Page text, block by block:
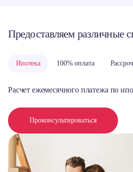
Предоставляем различные
Ипотека 100% оплата
Расчет ежемесячного платежа по
Проконсультироваться